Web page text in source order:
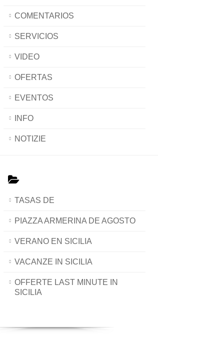
COMENTARIOS
SERVICIOS
VIDEO
OFERTAS
EVENTOS
INFO
NOTIZIE
TASAS DE
PIAZZA ARMERINA DE AGOSTO
VERANO EN SICILIA
VACANZE IN SICILIA
OFFERTE LAST MINUTE IN
SICILIA